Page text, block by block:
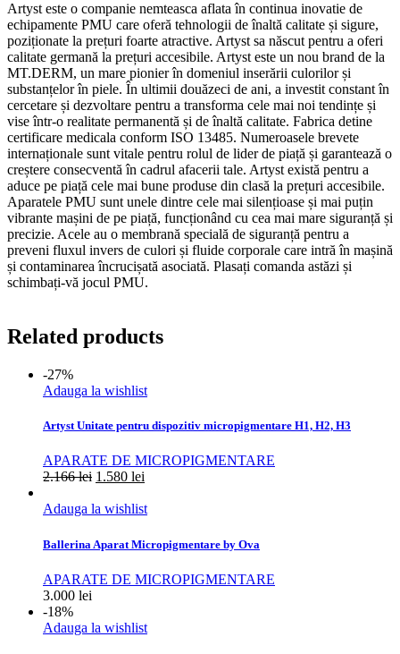
Artyst este o companie nemteasca aflata în continua inovatie de
echipamente PMU care oferă tehnologii de înaltă calitate și sigure,
poziționate la prețuri foarte atractive. Artyst sa născut pentru a oferi
calitate germană la prețuri accesibile. Artyst este un nou brand de la
MT.DERM, un mare pionier în domeniul inserării culorilor și
substanțelor în piele. În ultimii douăzeci de ani, a investit constant în
cercetare și dezvoltare pentru a transforma cele mai noi tendințe și
vise într-o realitate permanentă și de înaltă calitate. Fabrica detine
certificare medicala conform ISO 13485. Numeroasele brevete
internaționale sunt vitale pentru rolul de lider de piață și garantează o
creștere consecventă în cadrul afacerii tale. Artyst există pentru a
aduce pe piață cele mai bune produse din clasă la prețuri accesibile.
Aparatele PMU sunt unele dintre cele mai silențioase și mai puțin
vibrante mașini de pe piață, funcționând cu cea mai mare siguranță și
precizie. Acele au o membrană specială de siguranță pentru a
preveni fluxul invers de culori și fluide corporale care intră în mașină
și contaminarea încrucișată asociată. Plasați comanda astăzi și
schimbați-vă jocul PMU.
Related products
-27%
Adauga la wishlist
Artyst Unitate pentru dispozitiv micropigmentare H1, H2, H3
APARATE DE MICROPIGMENTARE
2.166lei 1.580 lei
Adauga la wishlist
Ballerina Aparat Micropigmentare by Ova
APARATE DE MICROPIGMENTARE
3.000 lei
-18%
Adauga la wishlist